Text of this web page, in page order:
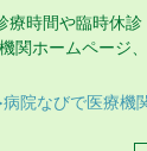
療時間や臨時休
機関ホームページ
院なびで医療機